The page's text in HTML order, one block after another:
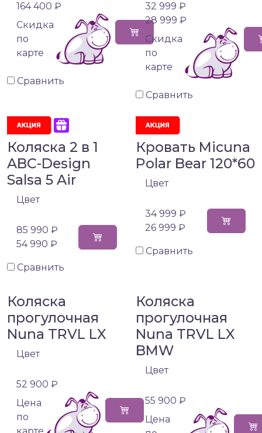
164 400 ₽
Cкидка
по
карте
Сравнить
32 999 ₽
28 999 ₽
Cкидка
по
карте
Сравнить
Коляска 2 в 1
ABC-Design
Salsa 5 Air
Цвет
85 990 ₽
54 990 ₽
Сравнить
Кровать Micuna
Polar Bear 120*60
Цвет
34 999 ₽
26 999 ₽
Сравнить
Коляска
прогулочная
Nuna TRVL LX
Цвет
52 900 ₽
Цена
по
Коляска
прогулочная
Nuna TRVL LX
BMW
Цвет
55 900 ₽
Цена